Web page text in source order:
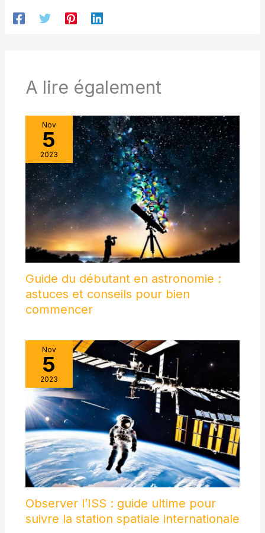
A lire également
Nov
5
2023
Guide du débutant en astronomie :
astuces et conseils pour bien
commencer
Nov
5
2023
Observer l’ISS : guide ultime pour
suivre la station spatiale internationale